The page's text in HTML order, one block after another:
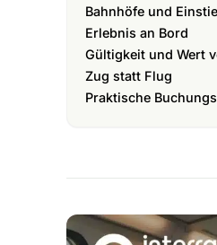
Bahnhöfe und
Erlebnis an Bord
Gültigkeit und Wert
Zug statt Flug
Praktische